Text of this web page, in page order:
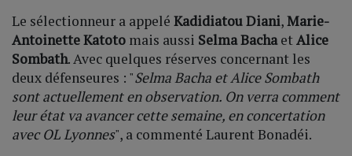
Le sélectionneur a appelé Kadidiatou Diani,Marie-
Antoinette Katoto mais aussi Selma BachaetAlice
Sombath. Avec quelques réserves concernant les
deux défenseures : "Selma Bacha et Alice Sombath
sont actuellement en observation. On verra comment
leur état va avancer cette semaine, en concertation
avec OL Lyonnes", a commenté Laurent Bonadéi.